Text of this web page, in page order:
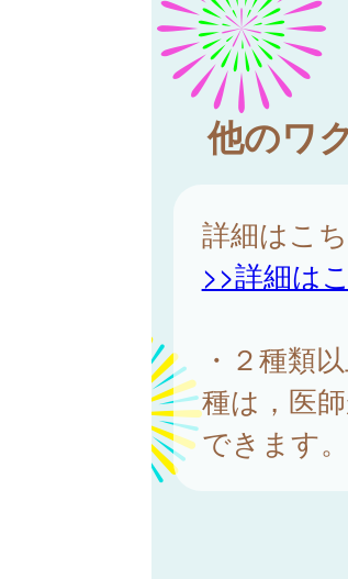
他のワ
詳細はこ
>>詳細は
・２種類
種は，医
できます。